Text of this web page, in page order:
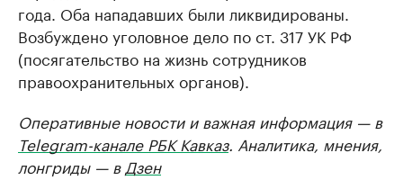
года. Оба нападавших были ликвидированы.
Возбуждено уголовное дело по ст. 317 УК РФ
(посягательство на жизнь сотрудников
правоохранительных органов).
Оперативные новости и важная информация — в
Telegram-канале РБК Кавказ. Аналитика, мнения,
лонгриды — в Дзен